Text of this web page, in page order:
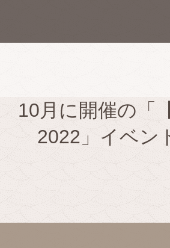
10月に開催の「
2022」イベン